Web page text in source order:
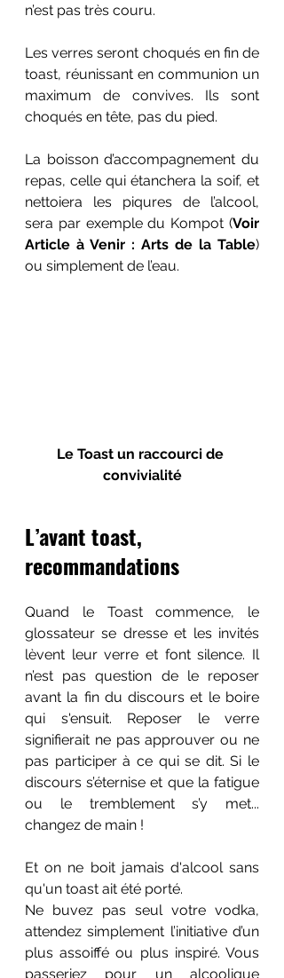
n’est pas très couru.
Les verres seront choqués en fin de
toast, réunissant en communion un
maximum de convives. Ils sont
choqués en tête, pas du pied.
La boisson d’accompagnement du
repas, celle qui étanchera la soif, et
nettoiera les piqures de l’alcool,
sera par exemple du Kompot (Voir
Article à Venir : Arts de la Table)
ou simplement de l’eau.
Le Toast un raccourci de
convivialité
L’avant toast,
recommandations
Quand le Toast commence, le
glossateur se dresse et les invités
lèvent leur verre et font silence. Il
n’est pas question de le reposer
avant la fin du discours et le boire
qui s'ensuit. Reposer le verre
signifierait ne pas approuver ou ne
pas participer à ce qui se dit. Si le
discours s’éternise et que la fatigue
ou le tremblement s’y met...
changez de main !
Et on ne boit jamais d'alcool sans
qu'un toast ait été porté.
Ne buvez pas seul votre vodka,
attendez simplement l’initiative d’un
plus assoiffé ou plus inspiré. Vous
passeriez pour un alcoolique